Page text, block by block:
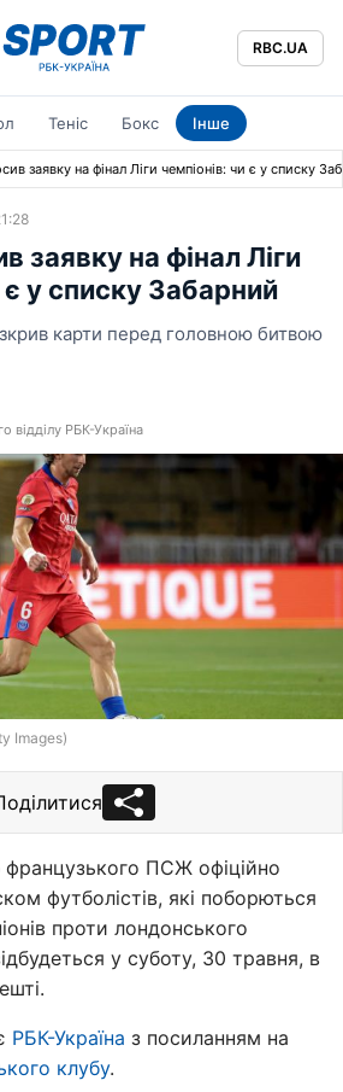
RBC.UA
Теніс Бокс Інше
заявку на фінал Ліги чемпіонів: чи є у списку
заявку на фінал Ліги
є у списку Забарний
карти перед головною битвою
відділу РБК-Україна
Images)
ПСЖ офіційно
футболістів, які поборються
проти лондонського
у суботу, 30 травня, в
РБК-Україна з посиланням на
клубу.